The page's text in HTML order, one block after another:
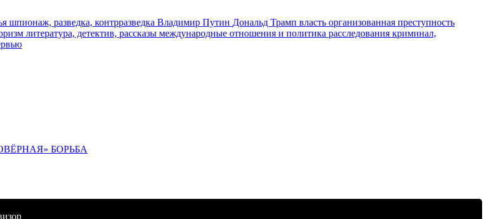
шпионаж, разведка, контрразведка Владимир Путин Дональд Трамп власть организованная преступность
литература, детектив, рассказы международные отношения и политика расследования криминал,
БОРЬБА